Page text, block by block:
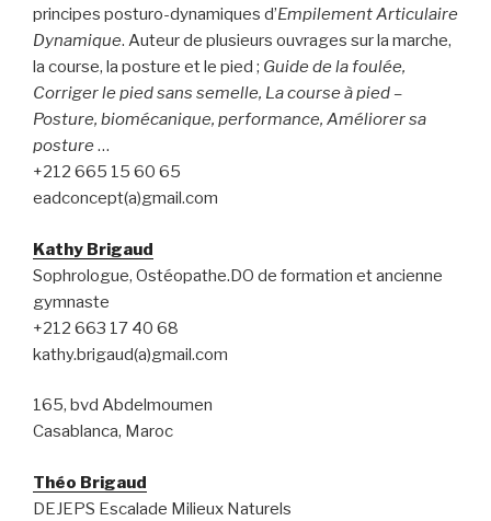
principes posturo-dynamiques d’Empilement Articulaire
Dynamique. Auteur de plusieurs ouvrages sur la marche,
la course, la posture et le pied ; Guide de la foulée,
Corriger le pied sans semelle, La course à pied –
Posture, biomécanique, performance, Améliorer sa
posture …
+212 665 15 60 65
eadconcept(a)gmail.com
Kathy Brigaud
Sophrologue, Ostéopathe.DO de formation et ancienne
gymnaste
+212 663 17 40 68
kathy.brigaud(a)gmail.com
165, bvd Abdelmoumen
Casablanca, Maroc
Théo Brigaud
DEJEPS Escalade Milieux Naturels